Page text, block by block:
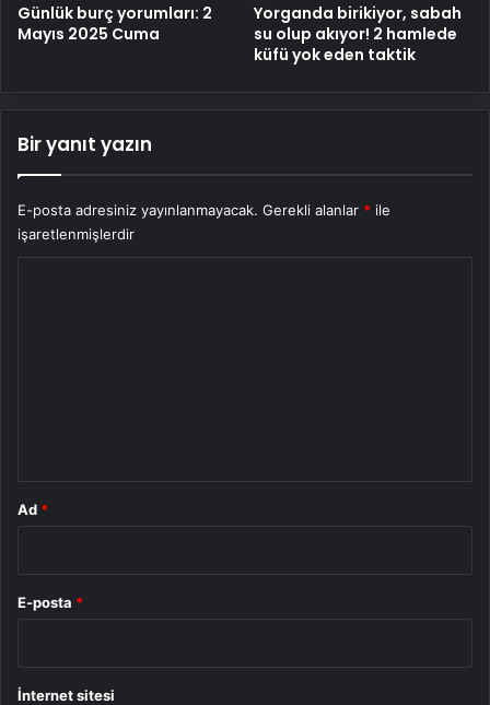
Günlük burç yorumları: 2
Mayıs 2025 Cuma
Yorganda birikiyor, sabah
su olup akıyor! 2 hamlede
küfü yok eden taktik
Bir yanıt yazın
E-posta adresiniz yayınlanmayacak. Gerekli alanlar * ile
işaretlenmişlerdir
Ad *
E-posta *
İnternet sitesi